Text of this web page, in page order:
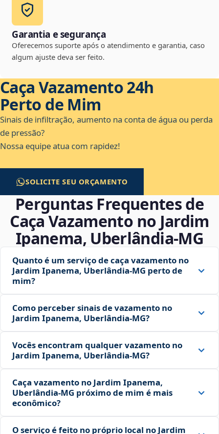
Garantia e segurança
Oferecemos suporte após o atendimento e garantia, caso
algum ajuste deva ser feito.
Caça Vazamento 24h
Perto de Mim
Sinais de infiltração, aumento na conta de água ou perda
de pressão?
Nossa equipe atua com rapidez!
SOLICITE SEU ORÇAMENTO
Perguntas Frequentes de
Caça Vazamento no Jardim
Ipanema, Uberlândia‑MG
Quanto é um serviço de caça vazamento no
Jardim Ipanema, Uberlândia‑MG perto de
mim?
Como perceber sinais de vazamento no
Jardim Ipanema, Uberlândia‑MG?
Vocês encontram qualquer vazamento no
Jardim Ipanema, Uberlândia‑MG?
Caça vazamento no Jardim Ipanema,
Uberlândia‑MG próximo de mim é mais
econômico?
O serviço é feito no próprio local no Jardim